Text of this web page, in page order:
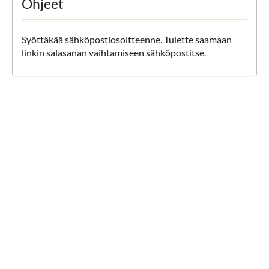
Ohjeet
Syöttäkää sähköpostiosoitteenne. Tulette saamaan
linkin salasanan vaihtamiseen sähköpostitse.